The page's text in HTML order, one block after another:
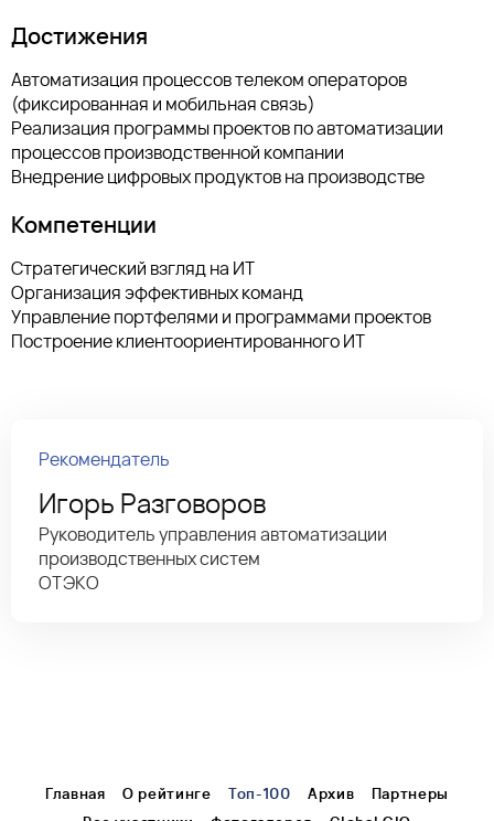
Достижения
Автоматизация процессов телеком операторов
(фиксированная и мобильная связь)
Реализация программы проектов по автоматизации
процессов производственной компании
Внедрение цифровых продуктов на производстве
Компетенции
Стратегический взгляд на ИТ
Организация эффективных команд
Управление портфелями и программами проектов
Построение клиентоориентированного ИТ
Рекомендатель
Игорь Разговоров
Руководитель управления автоматизации
производственных систем
ОТЭКО
Главная О рейтинге Топ-100 Архив
Партнеры